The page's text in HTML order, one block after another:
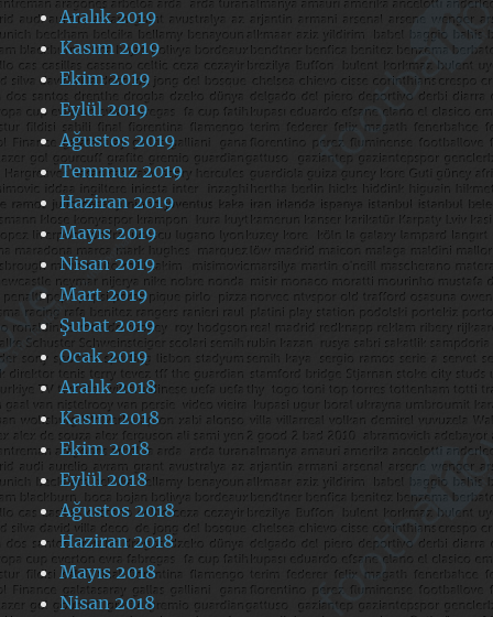
Aralık 2019
Kasım 2019
Ekim 2019
Eylül 2019
Ağustos 2019
Temmuz 2019
Haziran 2019
Mayıs 2019
Nisan 2019
Mart 2019
Şubat 2019
Ocak 2019
Aralık 2018
Kasım 2018
Ekim 2018
Eylül 2018
Ağustos 2018
Haziran 2018
Mayıs 2018
Nisan 2018